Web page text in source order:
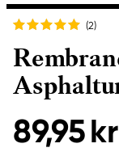
(2)
89,95 kr